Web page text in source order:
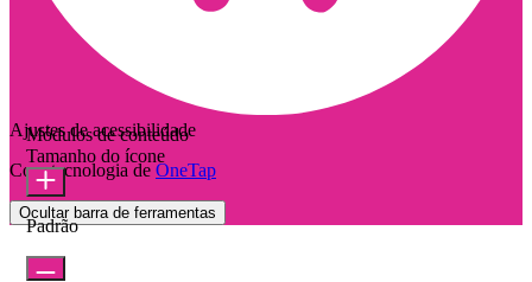
Ajustes de acessibilidade
Com tecnologia de OneTap
Ocultar barra de ferramentas
Módulos de conteúdo
Tamanho do ícone
Padrão